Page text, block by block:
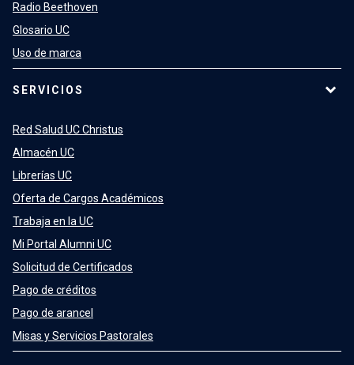
Radio Beethoven
Glosario UC
Uso de marca
SERVICIOS
Red Salud UC Christus
Almacén UC
Librerías UC
Oferta de Cargos Académicos
Trabaja en la UC
Mi Portal Alumni UC
Solicitud de Certificados
Pago de créditos
Pago de arancel
Misas y Servicios Pastorales